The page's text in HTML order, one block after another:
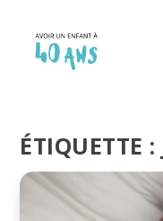
ÉTIQUETTE :